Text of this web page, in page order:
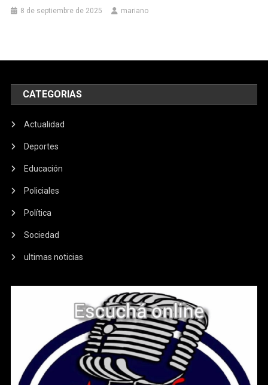
8 de septiembre de 2025 mariano
CATEGORIAS
Actualidad
Deportes
Educación
Policiales
Política
Sociedad
ultimas noticias